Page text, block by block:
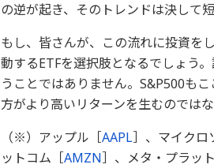
の逆が起き、そのトレンドは決して
もし、皆さんが、この流れに投資を
動するETFを選択肢となるでしょう
うことではありません。S&P500も
方がより高いリターンを生むのでは
（※）アップル［AAPL］、マイクロ
ットコム［AMZN］、メタ・プラッ